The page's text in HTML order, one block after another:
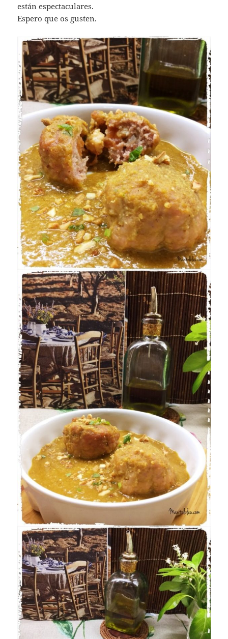
están espectaculares.
Espero que os gusten.